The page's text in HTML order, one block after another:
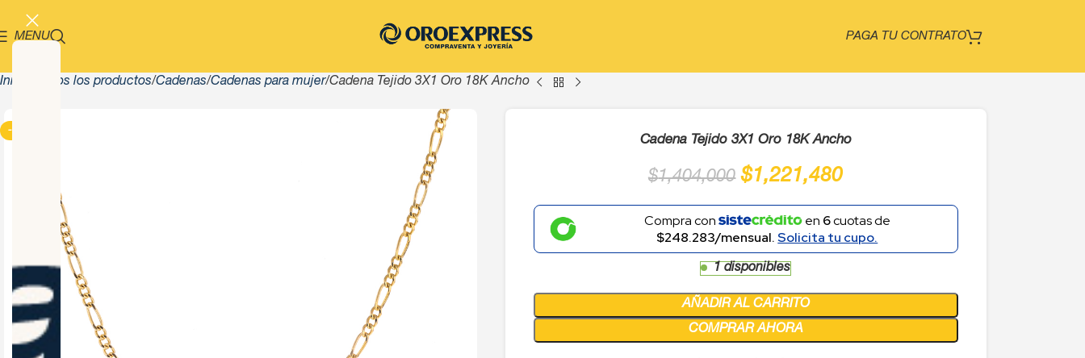
MENU PAGA TU CONTRATO
Inicio Todos los productos Cadenas Cadenas para mujer Cadena Tejido 3X1 Oro 18K Ancho
-13%
Cadena Tejido 3X1 Oro 18K Ancho
$1,404,000 $1,221,480
Compra con en 6cuotas de
$248.283/mensual.Solicita tu cupo.
1 disponibles
AÑADIR AL CARRITO
COMPRAR AHORA